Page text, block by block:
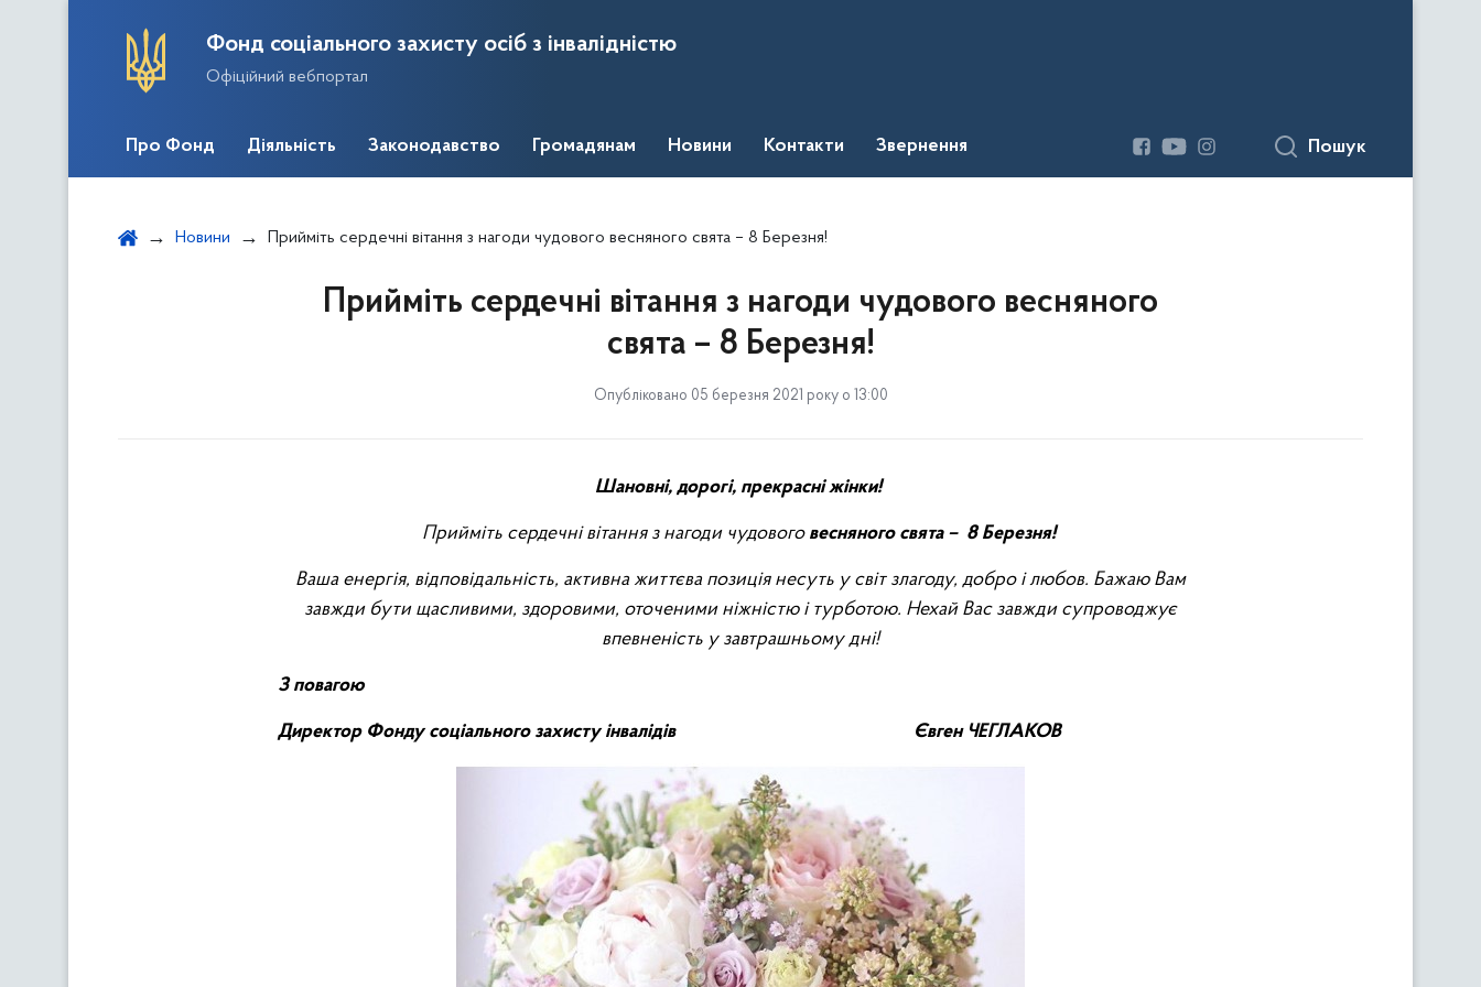
Фонд соціального захисту осіб з інвалідністю
Офіційний вебпортал
Про Фонд Діяльність Законодавство Громадянам Новини Контакти Звернення Пошук
Новини Прийміть сердечні вітання з нагоди чудового весняного свята – 8 Березня!
Прийміть сердечні вітання з нагоди чудового весняного
свята – 8 Березня!
Опубліковано 05 березня 2021 року о 13:00
Шановні, дорогі, прекрасні жінки!
Прийміть сердечні вітання з нагоди чудового весняного свята – 8 Березня!
Ваша енергія, відповідальність, активна життєва позиція несуть у світ злагоду, добро і любов. Бажаю Вам
завжди бути щасливими, здоровими, оточеними ніжністю і турботою. Нехай Вас завжди супроводжує
впевненість у завтрашньому дні!
З повагою
Директор Фонду соціального захисту інвалідів Євген ЧЕГЛАКОВ